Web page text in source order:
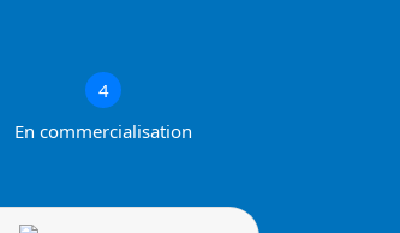
4
En commercialisation